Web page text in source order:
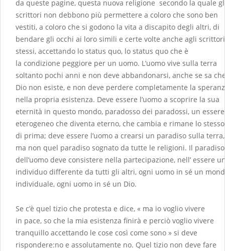
da queste pagine, questa nuova religione secondo la quale
scrittori non debbono più permettere a coloro che sono ben
vestiti, a coloro che si godono la vita a discapito degli altri, di
bendare gli occhi ai loro simili e certe volte anche agli scrittori
stessi, accettando lo status quo, lo status quo che è
la condizione peggiore per un uomo. L’uomo vive sulla terra
soltanto pochi anni e non deve abbandonarsi, anche se sa
Dio non esiste, e non deve perdere completamente la
nella propria esistenza. Deve essere l’uomo a scoprire la sua
eternità in questo mondo, paradosso dei paradossi, un essere
eterogeneo che diventa eterno, che cambia e rimane lo stesso
di prima; deve essere l’uomo a crearsi un paradiso sulla terra,
ma non quel paradiso sognato da tutte le religioni. Il paradiso
dell’uomo deve consistere nella partecipazione, nell’ essere
individuo differente da tutti gli altri, ogni uomo in sé un
individuale, ogni uomo in sé un Dio.
Se c’è quel tizio che protesta e dice, « ma io voglio vivere
in pace, so che la mia esistenza finirà e perciò voglio vivere
tranquillo accettando le cose così come sono » si deve
rispondere:no e assolutamente no. Quel tizio non deve fare